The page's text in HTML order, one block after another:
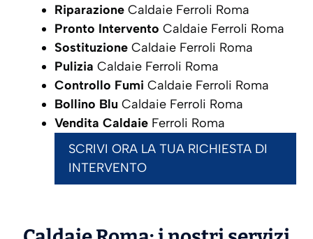
Riparazione Caldaie Ferroli Roma
Pronto Intervento Caldaie Ferroli Roma
Sostituzione Caldaie Ferroli Roma
Pulizia Caldaie Ferroli Roma
Controllo Fumi Caldaie Ferroli Roma
Bollino Blu Caldaie Ferroli Roma
Vendita Caldaie Ferroli Roma
SCRIVI ORA LA TUA RICHIESTA DI
INTERVENTO